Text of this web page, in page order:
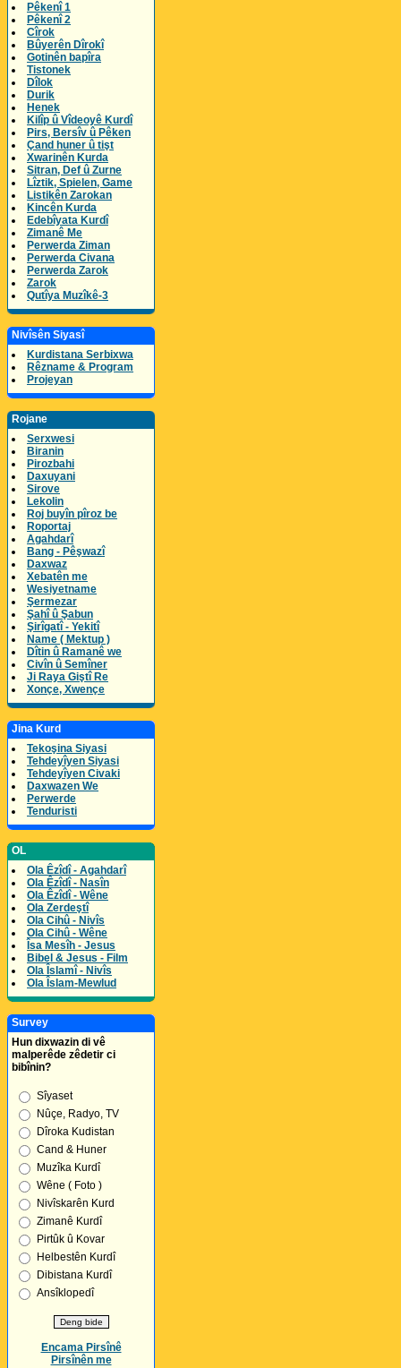
Pêkenî 1
Pêkenî 2
Cîrok
Bûyerên Dîrokî
Gotinên bapîra
Tistonek
Dîlok
Durik
Henek
Kilîp û Vîdeoyê Kurdî
Pirs, Bersîv û Pêken
Çand huner û tişt
Xwarinên Kurda
Sitran, Def û Zurne
Lîztik, Spielen, Game
Listikên Zarokan
Kincên Kurda
Edebîyata Kurdî
Zimanê Me
Perwerda Ziman
Perwerda Civana
Perwerda Zarok
Zarok
Qutîya Muzîkê-3
Nivîsên Siyasî
Kurdistana Serbixwa
Rêzname & Program
Projeyan
Rojane
Serxwesi
Biranin
Pirozbahi
Daxuyani
Sirove
Lekolin
Roj buyîn pîroz be
Roportaj
Agahdarî
Bang - Pêşwazî
Daxwaz
Xebatên me
Wesiyetname
Şermezar
Şahî û Şabun
Şirîgatî - Yekitî
Name ( Mektup )
Dîtin û Ramanê we
Civîn û Semîner
Ji Raya Giştî Re
Xonçe, Xwençe
Jina Kurd
Tekoşina Siyasi
Tehdeyîyen Siyasi
Tehdeyîyen Civaki
Daxwazen We
Perwerde
Tenduristi
OL
Ola Êzîdî - Agahdarî
Ola Êzîdî - Nasîn
Ola Êzîdî - Wêne
Ola Zerdeştî
Ola Cihû - Nivîs
Ola Cihû - Wêne
Îsa Mesîh - Jesus
Bibel & Jesus - Film
Ola Îslamî - Nivîs
Ola Îslam-Mewlud
Survey
Hun dixwazin di vê
malperêde zêdetir ci
bibînin?
Sîyaset
Nûçe, Radyo, TV
Dîroka Kudistan
Cand & Huner
Muzîka Kurdî
Wêne ( Foto )
Nivîskarên Kurd
Zimanê Kurdî
Pirtûk û Kovar
Helbestên Kurdî
Dibistana Kurdî
Ansîklopedî
Encama Pirsînê
Pirsînên me